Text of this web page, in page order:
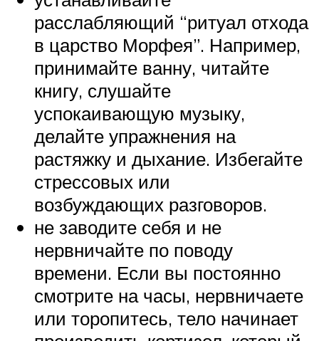
расслабляющий “ритуал отхода
в царство Морфея”. Например,
принимайте ванну, читайте
книгу, слушайте
успокаивающую музыку,
делайте упражнения на
растяжку и дыхание. Избегайте
стрессовых или
возбуждающих разговоров.
не заводите себя и не
нервничайте по поводу
времени. Если вы постоянно
смотрите на часы, нервничаете
или торопитесь, тело начинает